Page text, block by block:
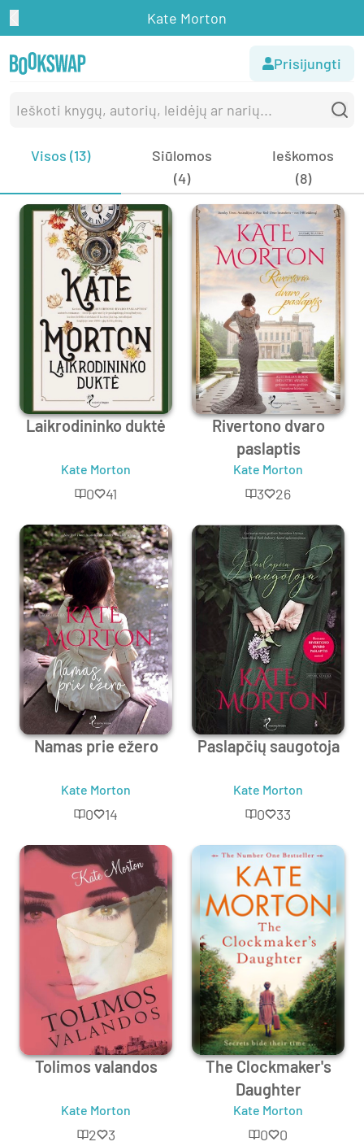
Kate Morton
Prisijungti
Visos (13)
Siūlomos
(4)
Ieškomos
(8)
Laikrodininko duktė
Kate Morton
0 41
Rivertono dvaro
paslaptis
Kate Morton
3 26
Namas prie ežero
Kate Morton
0 14
Paslapčių saugotoja
Kate Morton
0 33
Tolimos valandos
Kate Morton
2 3
The Clockmaker's
Daughter
Kate Morton
0 0